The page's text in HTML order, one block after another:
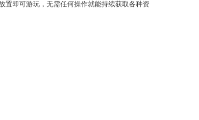
置即可游玩，无需任何操作就能持续获取各种资